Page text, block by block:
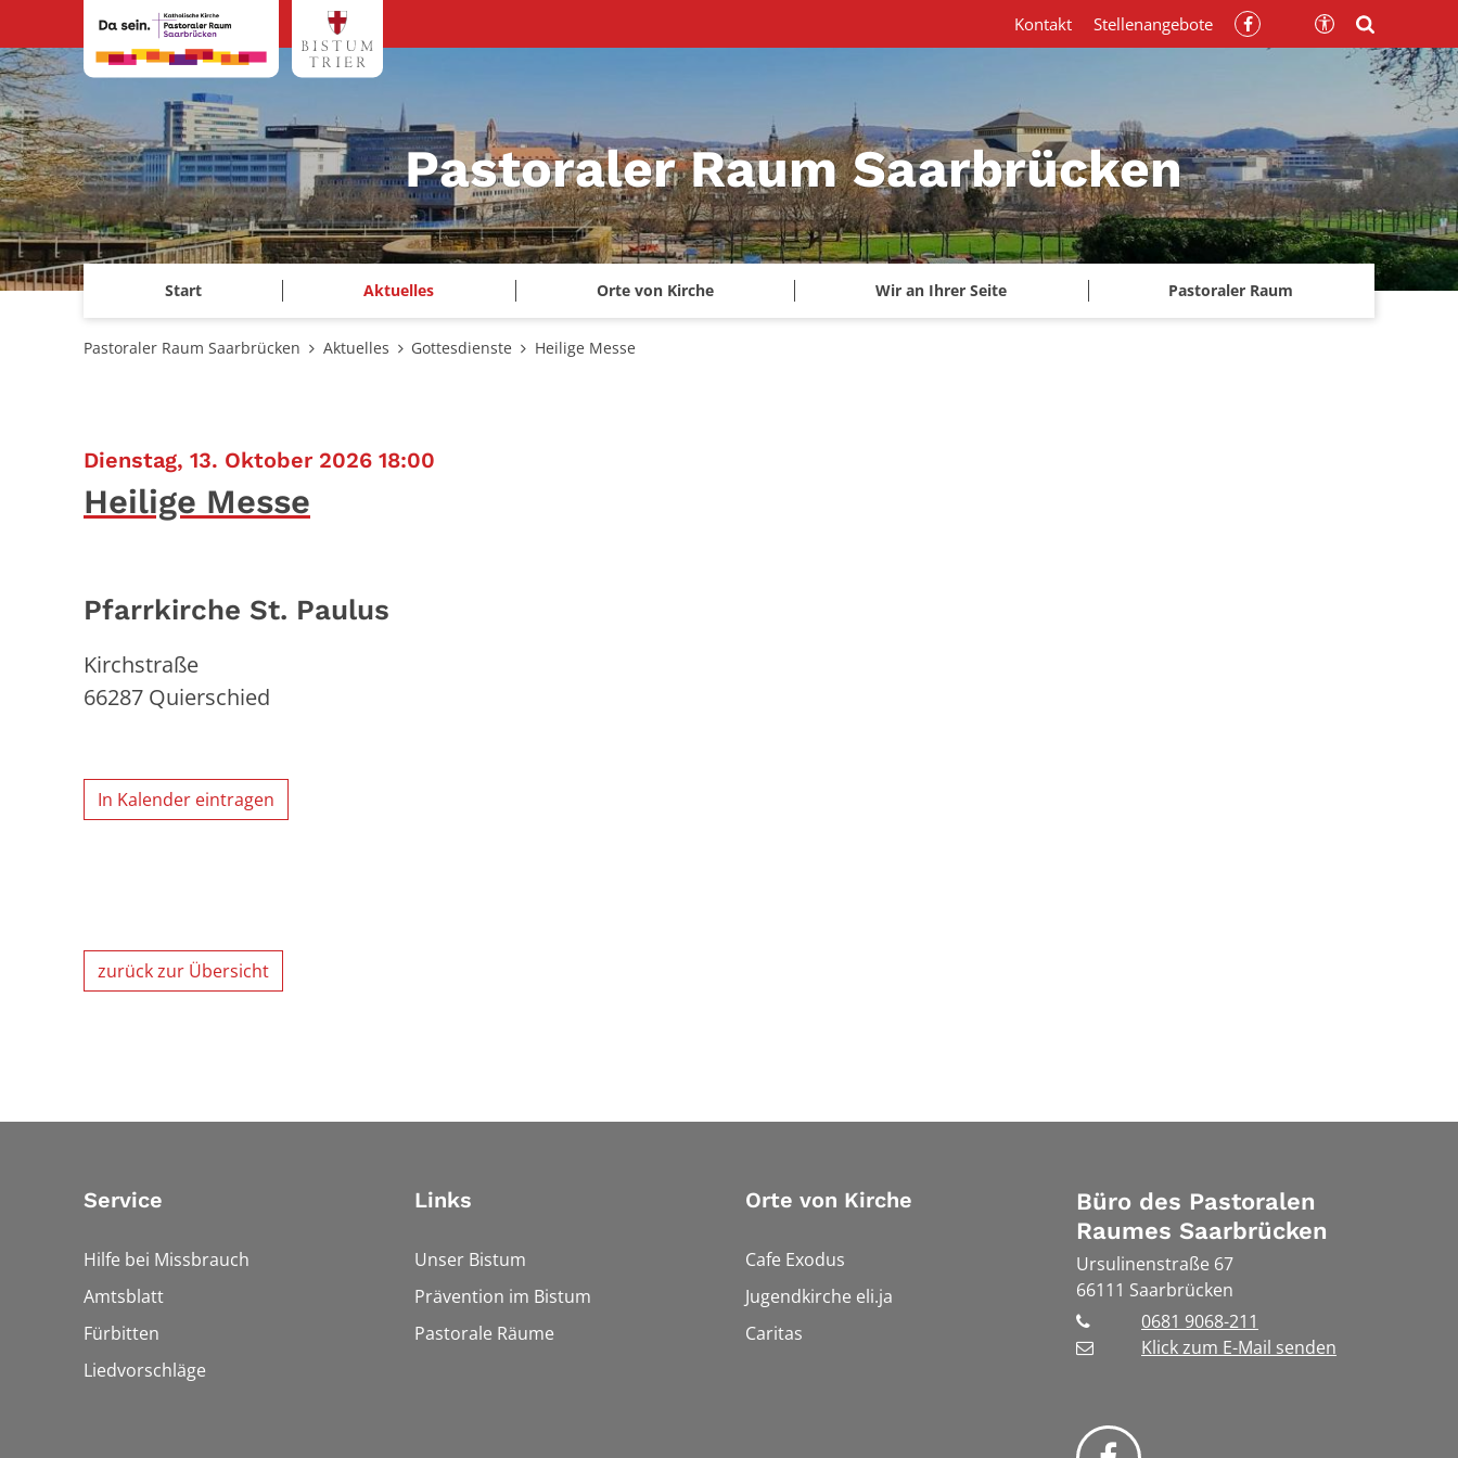
Zum Inhalt springen
Pastoraler Raum Saarbrücken
Start Aktuelles Orte von Kirche Wir an Ihrer Seite Pastoraler Raum
Kontakt Stellenangebote
Pastoraler Raum Saarbrücken Aktuelles Gottesdienste Heilige Messe
Dienstag, 13. Oktober 2026 18:00
Heilige Messe
Pfarrkirche St. Paulus
Kirchstraße
66287 Quierschied
In Kalender eintragen
zurück zur Übersicht
Service
Hilfe bei Missbrauch
Amtsblatt
Fürbitten
Liedvorschläge
Links
Unser Bistum
Prävention im Bistum
Pastorale Räume
Orte von Kirche
Cafe Exodus
Jugendkirche eli.ja
Caritas
Büro des Pastoralen
Raumes Saarbrücken
Ursulinenstraße 67
66111 Saarbrücken
0681 9068-211
Klick zum E-Mail senden